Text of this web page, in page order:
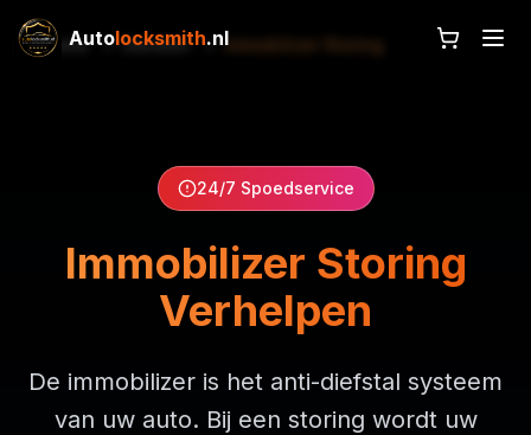
Autolocksmith.nl
Home Diensten Immobilizer Storing
24/7 Spoedservice
Immobilizer Storing
Verhelpen
De immobilizer is het anti-diefstal systeem
van uw auto. Bij een storing wordt uw